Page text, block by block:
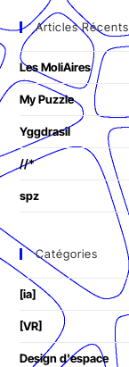
Articles Récents
Les MoliAires
My Puzzle
Yggdrasil
//*
spz
Catégories
[ia]
[VR]
Design d'espace